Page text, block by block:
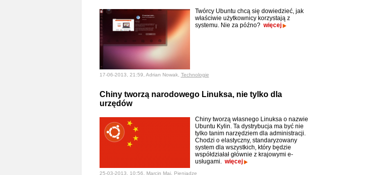
Twórcy Ubuntu chcą się dowiedzieć, jak
właściwie użytkownicy korzystają z
systemu. Nie za późno? więcej
17-06-2013, 21:59, Adrian Nowak, Technologie
Chiny tworzą narodowego Linuksa, nie tylko dla
urzędów
Chiny tworzą własnego Linuksa o nazwie
Ubuntu Kylin. Ta dystrybucja ma być nie
tylko tanim narzędziem dla administracji.
Chodzi o elastyczny, standaryzowany
system dla wszystkich, który będzie
współdziałał głównie z krajowymi e-
usługami. więcej
25-03-2013, 10:56, Marcin Maj, Pieniądze